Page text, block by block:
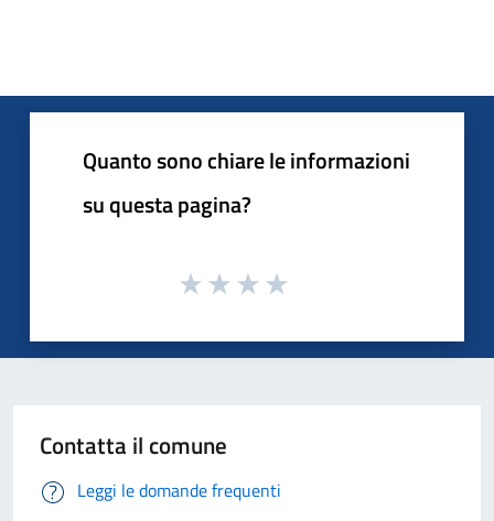
Quanto sono chiare le informazioni
su questa pagina?
Contatta il comune
Leggi le domande frequenti